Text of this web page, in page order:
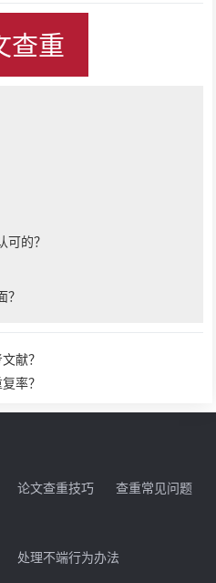
查重
的？
献？
率？
论文查重技巧 查重常见问题
处理不端行为办法